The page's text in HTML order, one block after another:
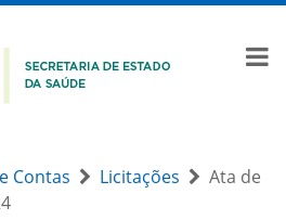
Contas Licitações
Ata de